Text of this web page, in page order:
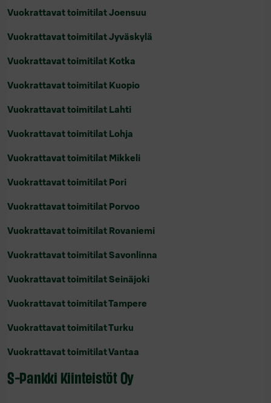
Vuokrattavat toimitilat Joensuu
Vuokrattavat toimitilat Jyväskylä
Vuokrattavat toimitilat Kotka
Vuokrattavat toimitilat Kuopio
Vuokrattavat toimitilat Lahti
Vuokrattavat toimitilat Lohja
Vuokrattavat toimitilat Mikkeli
Vuokrattavat toimitilat Pori
Vuokrattavat toimitilat Porvoo
Vuokrattavat toimitilat Rovaniemi
Vuokrattavat toimitilat Savonlinna
Vuokrattavat toimitilat Seinäjoki
Vuokrattavat toimitilat Tampere
Vuokrattavat toimitilat Turku
Vuokrattavat toimitilat Vantaa
S-Pankki Kiinteistöt Oy